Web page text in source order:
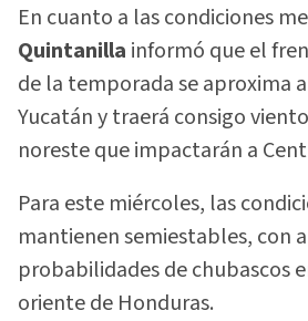
En cuanto a las condiciones
Quintanilla informó que el
de la temporada se aproxima
Yucatán y traerá consigo
noreste que impactarán a
Para este miércoles, las
mantienen semiestables, con
probabilidades de chubascos
oriente de Honduras.